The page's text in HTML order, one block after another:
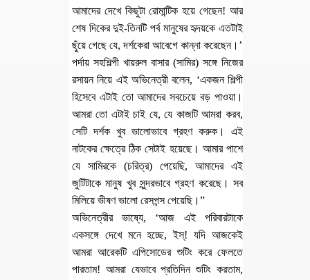
আমাদের দেখে কিছুটা রোমান্টিক হয়ে গেছেন! আর
শেষ দিকের দুই-তিনটি পর্ব মানুষের হৃদয়কে এতটাই
ছুঁয়ে গেছে যে, দর্শকেরা আবেগে কান্না করেছেন।’
পর্দায় সহশিল্পী খায়রুল বাসার (সামির) সঙ্গে নিজের
রসায়ন নিয়ে এই অভিনেত্রী বলেন, ‘একজন শিল্পী
হিসেবে এটাই তো আমাদের সবচেয়ে বড় পাওয়া।
আমরা তো এটাই চাই যে, যে কাজটি আমরা করব,
সেটি দর্শক খুব ভালোভাবে গ্রহণ করুক। এই
নাটকের ক্ষেত্রে ঠিক সেটাই হয়েছে। আমার পাশে
যে সামিরকে (চরিত্র) পেয়েছি, আমাদের এই
জুটিটাকে মানুষ খুব সুন্দরভাবে গ্রহণ করেছে। সব
মিলিয়ে ভীষণ ভালো রেসপন্স পেয়েছি।”
অভিনেত্রীর ভাষ্যে, ‘আজ এই পরিবারটাকে
একসঙ্গে দেখে মনে হচ্ছে, ইস্! যদি আজকেই
আমরা আরেকটি এপিসোডের শুটিং করে ফেলতে
পারতাম! আমরা যেভাবে প্রতিদিন শুটিং করতাম,